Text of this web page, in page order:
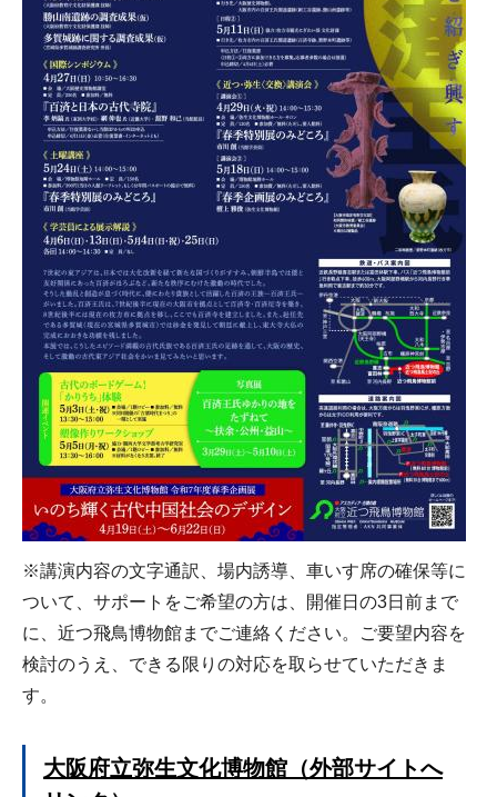
※講演内容の文字通訳、場内誘導、車いす席の確保等に
ついて、サポートをご希望の方は、開催日の3日前まで
に、近つ飛鳥博物館までご連絡ください。ご要望内容を
検討のうえ、できる限りの対応を取らせていただきま
す。
大阪府立弥生文化博物館（外部サイトへ